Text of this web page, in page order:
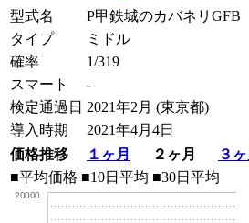
型式名
P甲鉄城のカバネリGFB
タイプ
ミドル
確率
1/319
スマート
-
検定通過日 2021年2月 (東京都)
導入時期
2021年4月4日
価格推移
１ヶ月 ２ヶ月
３ヶ
■平均価格 ■10日平均 ■30日平均
20000